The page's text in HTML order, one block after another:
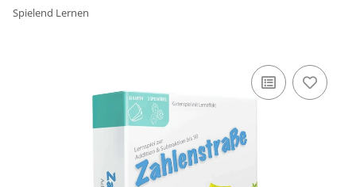
Spielend Lernen